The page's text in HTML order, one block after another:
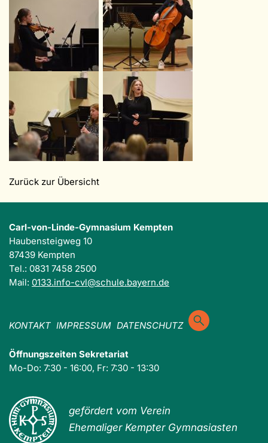
Zurück zur Übersicht
Carl-von-Linde-Gymnasium Kempten
Haubensteigweg 10
87439 Kempten
Tel.: 0831 7458 2500
Mail: 0133.info-cvl@schule.bayern.de
KONTAKT IMPRESSUM DATENSCHUTZ
Öffnungszeiten Sekretariat
Mo-Do: 7:30 - 16:00, Fr: 7:30 - 13:30
gefördert vom Verein
Ehemaliger Kempter Gymnasiasten